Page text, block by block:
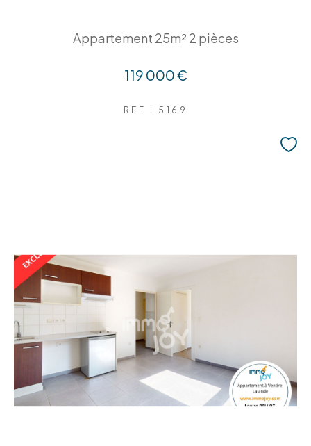
Appartement 25m² 2 pièces
119 000 €
REF : 5169